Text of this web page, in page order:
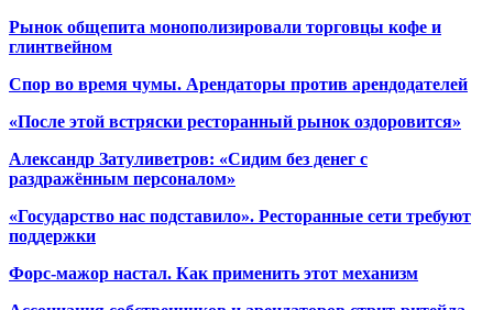
Рынок общепита монополизировали торговцы кофе и
глинтвейном
Спор во время чумы. Арендаторы против арендодателей
«После этой встряски ресторанный рынок оздоровится»
Александр Затуливетров: «Сидим без денег с
раздражённым персоналом»​
«Государство нас подставило». Ресторанные сети требуют
поддержки​
Форс-мажор настал. Как применить этот механизм​